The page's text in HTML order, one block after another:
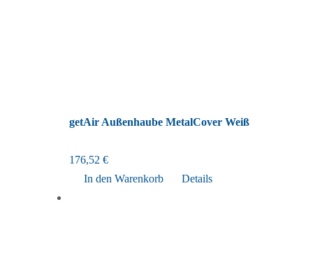
getAir Außenhaube MetalCover Weiß
176,52€
In den Warenkorb
Details